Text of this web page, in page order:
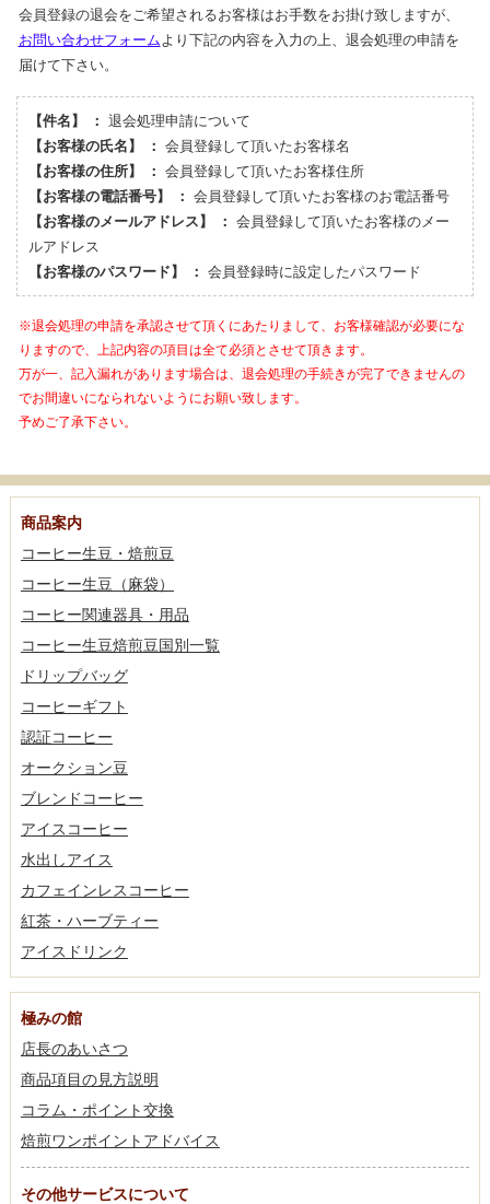
会員登録の退会をご希望されるお客様はお手数をお掛け致しますが、
お問い合わせフォームより下記の内容を入力の上、退会処理の申請を
届けて下さい。
【件名】 ： 退会処理申請について
【お客様の氏名】 ： 会員登録して頂いたお客様名
【お客様の住所】 ： 会員登録して頂いたお客様住所
【お客様の電話番号】 ： 会員登録して頂いたお客様のお電話番号
【お客様のメールアドレス】 ： 会員登録して頂いたお客様のメー
ルアドレス
【お客様のパスワード】 ： 会員登録時に設定したパスワード
※退会処理の申請を承認させて頂くにあたりまして、お客様確認が必要にな
りますので、上記内容の項目は全て必須とさせて頂きます。
万が一、記入漏れがあります場合は、退会処理の手続きが完了できませんの
でお間違いになられないようにお願い致します。
予めご了承下さい。
商品案内
コーヒー生豆・焙煎豆
コーヒー生豆（麻袋）
コーヒー関連器具・用品
コーヒー生豆焙煎豆国別一覧
ドリップバッグ
コーヒーギフト
認証コーヒー
オークション豆
ブレンドコーヒー
アイスコーヒー
水出しアイス
カフェインレスコーヒー
紅茶・ハーブティー
アイスドリンク
極みの館
店長のあいさつ
商品項目の見方説明
コラム・ポイント交換
焙煎ワンポイントアドバイス
その他サービスについて